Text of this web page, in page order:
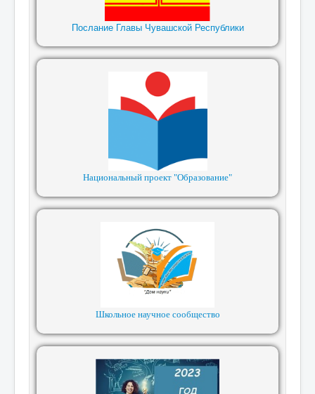
Послание Главы Чувашской Республики
Национальный проект "Образование"
Школьное научное сообщество